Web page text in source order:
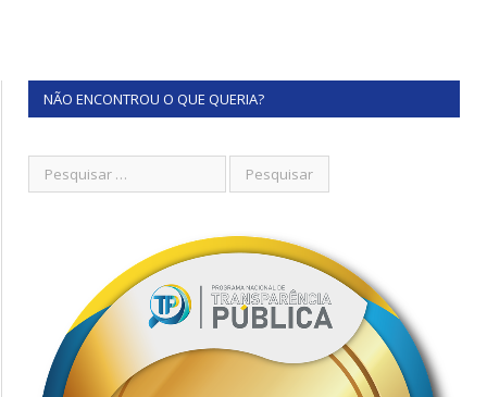
NÃO ENCONTROU O QUE QUERIA?